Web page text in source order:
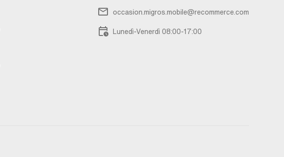
occasion.migros.mobile@recommerce.com
Lunedì-Venerdì 08:00-17:00